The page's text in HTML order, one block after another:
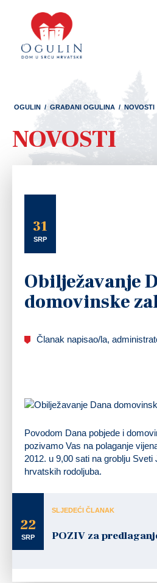
OGULIN / GRAĐANI OGULINA / NOVOSTI
NOVOSTI
31
SRP
Obilježavanje
domovinske
Članak napisao/la,
Povodom Dana pobjede i
pozivamo Vas na polaganje
2012. u 9,00 sati na groblju
hrvatskih rodoljuba.
22
SRP
SLJEDEĆI ČLANAK
POZIV za